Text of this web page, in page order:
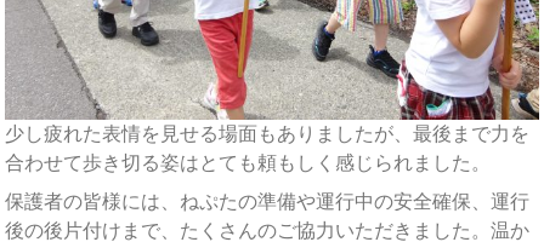
少し疲れた表情を見せる場面もありましたが、最後まで力を
合わせて歩き切る姿はとても頼もしく感じられました。
保護者の皆様には、ねぷたの準備や運行中の安全確保、運行
後の後片付けまで、たくさんのご協力いただきました。温か